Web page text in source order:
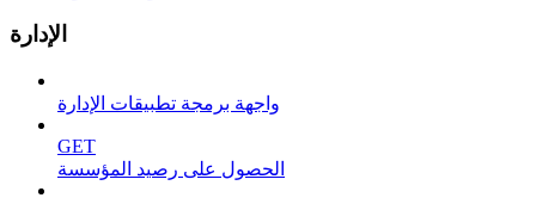
الإدارة
واجهة برمجة تطبيقات الإدارة
GET
الحصول على رصيد المؤسسة